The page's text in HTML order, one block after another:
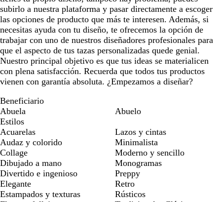
subirlo a nuestra plataforma y pasar directamente a escoger
las opciones de producto que más te interesen. Además, si
necesitas ayuda con tu diseño, te ofrecemos la opción de
trabajar con uno de nuestros diseñadores profesionales para
que el aspecto de tus tazas personalizadas quede genial.
Nuestro principal objetivo es que tus ideas se materialicen
con plena satisfacción. Recuerda que todos tus productos
vienen con garantía absoluta. ¿Empezamos a diseñar?
Beneficiario
Abuela
Abuelo
Estilos
Acuarelas
Audaz y colorido
Collage
Dibujado a mano
Divertido e ingenioso
Elegante
Estampados y texturas
Lazos y cintas
Minimalista
Moderno y sencillo
Monogramas
Preppy
Retro
Rústicos